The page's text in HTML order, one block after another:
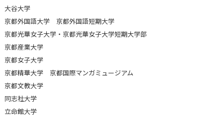
大谷大学
京都外国語大学 京都外国語短期大学
京都光華女子大学・京都光華女子大学短期大学部
京都産業大学
京都女子大学
京都精華大学 京都国際マンガミュージアム
京都文教大学
同志社大学
立命館大学